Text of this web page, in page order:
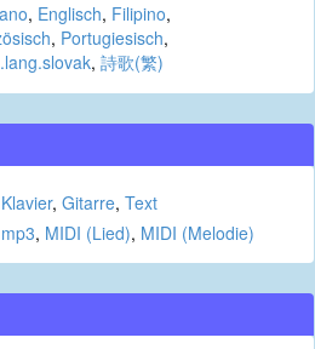
, Englisch, Filipino,
, Portugiesisch,
, 詩歌(繁)
Klavier, Gitarre, Text
mp3, MIDI (Lied), MIDI (Melodie)